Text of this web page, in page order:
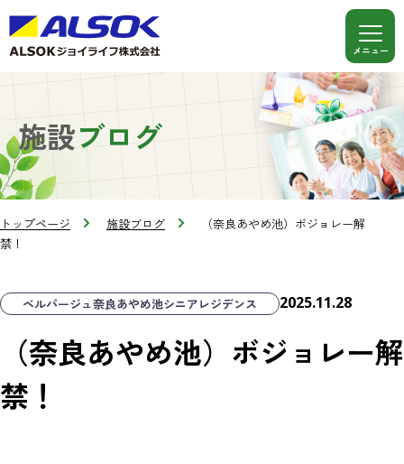
施設ブログ
トップページ 施設ブログ
（奈良あやめ池）ボジョレー解
禁！
ベルパージュ奈良あやめ池シニアレジデンス 2025.11.28
（奈良あやめ池）ボジョレー解
禁！